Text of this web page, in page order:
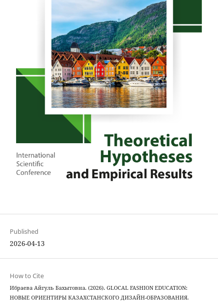
Published
2026-04-13
How to Cite
Ибраева Айгуль Бахытовна. (2026). GLOCAL FASHION EDUCATION:
НОВЫЕ ОРИЕНТИРЫ КАЗАХСТАНСКОГО ДИЗАЙН-ОБРАЗОВАНИЯ.